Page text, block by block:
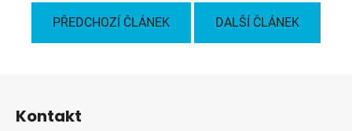
PŘEDCHOZÍ ČLÁNEK DALŠÍ ČLÁNEK
Kontakt